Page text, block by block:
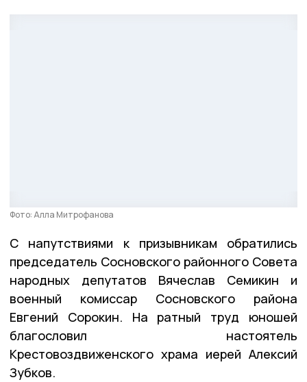
Фото: Алла Митрофанова
С напутствиями к призывникам обратились
председатель Сосновского районного Совета
народных депутатов Вячеслав Семикин и
военный комиссар Сосновского района
Евгений Сорокин. На ратный труд юношей
благословил настоятель
Крестовоздвиженского храма иерей Алексий
Зубков.